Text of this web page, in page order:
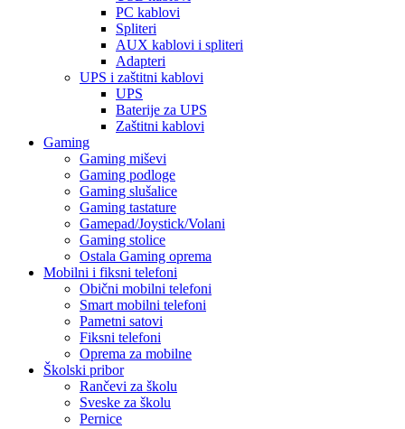
PC kablovi
Spliteri
AUX kablovi i spliteri
Adapteri
UPS i zaštitni kablovi
UPS
Baterije za UPS
Zaštitni kablovi
Gaming
Gaming miševi
Gaming podloge
Gaming slušalice
Gaming tastature
Gamepad/Joystick/Volani
Gaming stolice
Ostala Gaming oprema
Mobilni i fiksni telefoni
Obični mobilni telefoni
Smart mobilni telefoni
Pametni satovi
Fiksni telefoni
Oprema za mobilne
Školski pribor
Rančevi za školu
Sveske za školu
Pernice